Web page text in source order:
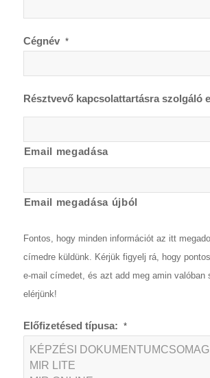
Cégnév *
Résztvevő kapcsolattartásra szolgáló
Email megadása
Email megadása újból
Fontos, hogy minden információt az itt
címedre küldünk. Kérjük figyelj rá, hogy
e-mail címedet, és azt add meg amin valóban
elérjünk!
Előfizetésed típusa: *